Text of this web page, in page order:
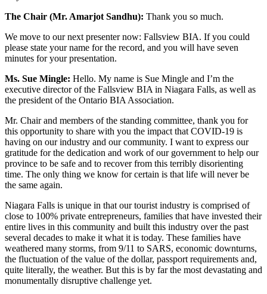
The Chair (Mr. Amarjot Sandhu): Thank you so much.
We move to our next presenter now: Fallsview BIA. If you could
please state your name for the record, and you will have seven
minutes for your presentation.
Ms. Sue Mingle: Hello. My name is Sue Mingle and I’m the
executive director of the Fallsview BIA in Niagara Falls, as well as
the president of the Ontario BIA Association.
Mr. Chair and members of the standing committee, thank you for
this opportunity to share with you the impact that COVID-19 is
having on our industry and our community. I want to express our
gratitude for the dedication and work of our government to help our
province to be safe and to recover from this terribly disorienting
time. The only thing we know for certain is that life will never be
the same again.
Niagara Falls is unique in that our tourist industry is comprised of
close to 100% private entrepreneurs, families that have invested their
entire lives in this community and built this industry over the past
several decades to make it what it is today. These families have
weathered many storms, from 9/11 to SARS, economic downturns,
the fluctuation of the value of the dollar, passport requirements and,
quite literally, the weather. But this is by far the most devastating and
monumentally disruptive challenge yet.